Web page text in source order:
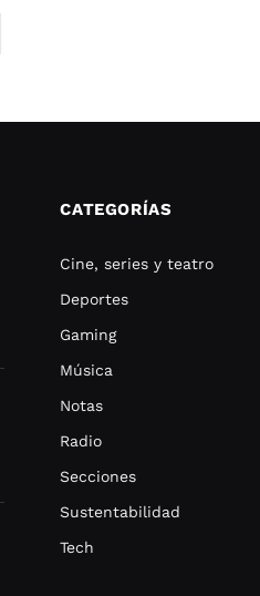
CATEGORÍAS
Cine, series y teatro
Deportes
Gaming
Música
Notas
Radio
Secciones
Sustentabilidad
Tech